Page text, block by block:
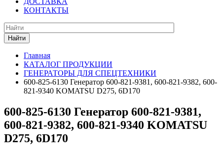
КОНТАКТЫ
Найти
Главная
КАТАЛОГ ПРОДУКЦИИ
ГЕНЕРАТОРЫ ДЛЯ СПЕЦТЕХНИКИ
600-825-6130 Генератор 600-821-9381, 600-821-9382, 600-
821-9340 KOMATSU D275, 6D170
600-825-6130 Генератор 600-821-9381,
600-821-9382, 600-821-9340 KOMATSU
D275, 6D170